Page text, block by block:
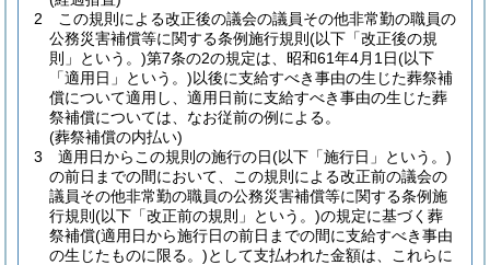
2
この規則による改正後の議会の議員その他非常勤の職員の
公務災害補償等に関する条例施行規則 (以下「改正後の規
則」という。)第7条の2の規定は、昭和61年4月1日(以下
「適用日」という。)以後に支給すべき事由の生じた葬祭補
償について適用し、適用日前に支給すべき事由の生じた葬
祭補償については、なお従前の例による。
(葬祭補償の内払い)
3
適用日からこの規則の施行の日(以下「施行日」という。)
の前日までの間において、この規則による改正前の議会の
議員その他非常勤の職員の公務災害補償等に関する条例施
行規則 (以下「改正前の規則」という。)の規定に基づく葬
祭補償(適用日から施行日の前日までの間に支給すべき事由
の生じたものに限る。)として支払われた金額は、これらに